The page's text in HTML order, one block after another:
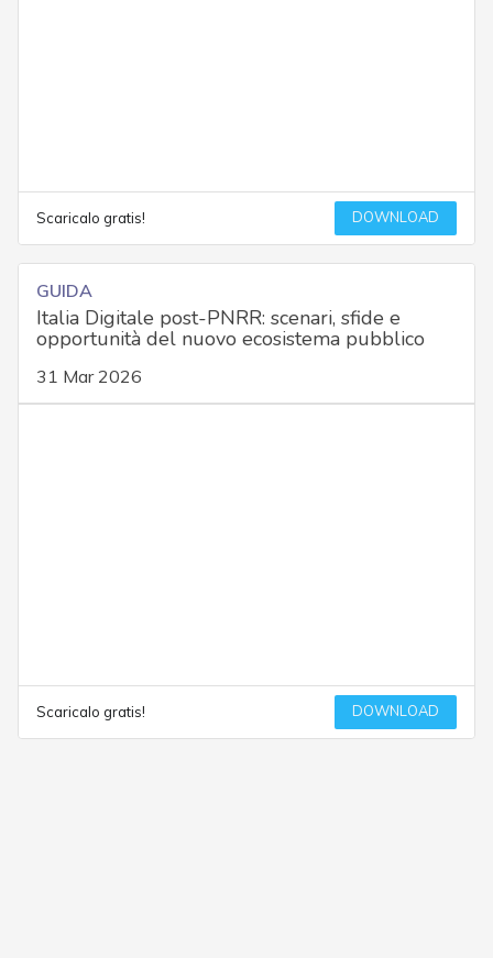
Scaricalo gratis! DOWNLOAD
GUIDA
Italia Digitale post-PNRR: scenari, sfide e
opportunità del nuovo ecosistema pubblico
31 Mar 2026
Scaricalo gratis! DOWNLOAD